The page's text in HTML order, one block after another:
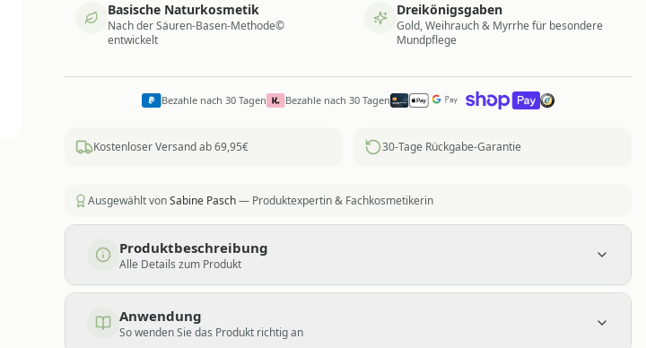
Basische Naturkosmetik
Nach der Säuren-Basen-Methode©
entwickelt
Dreikönigsgaben
Gold, Weihrauch & Myrrhe für besondere
Mundpflege
Bezahle nach 30 Tagen Bezahle nach 30 Tagen
Kostenloser Versand ab 69,95€ 30-Tage Rückgabe-Garantie
Ausgewählt vonSabine Pasch— Produktexpertin & Fachkosmetikerin
Produktbeschreibung
Alle Details zum Produkt
Anwendung
So wenden Sie das Produkt richtig an